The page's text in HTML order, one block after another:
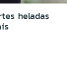
heladas